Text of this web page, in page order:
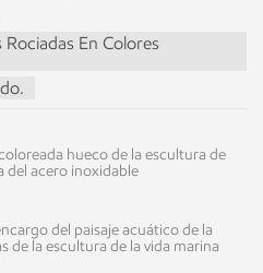
En Colores
hueco de la escultura de
del acero inoxidable
del paisaje acuático de la
de la escultura de la vida marina